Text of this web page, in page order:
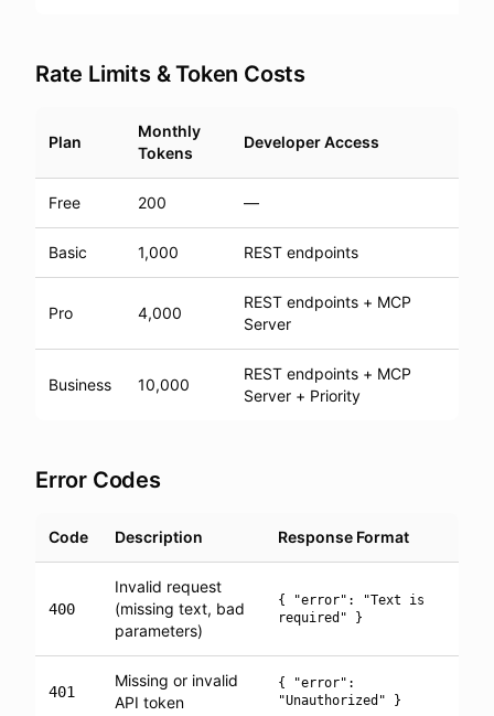
Rate Limits & Token Costs
Plan
Monthly
Tokens
Developer Access
Free 200 —
Basic 1,000 REST endpoints
Pro 4,000
REST endpoints + MCP
Server
Business 10,000
REST endpoints + MCP
Server + Priority
Error Codes
Code Description Response Format
400
Invalid request
(missing text, bad
parameters)
{ "error": "Text is
required" }
401
Missing or invalid
API token
{ "error":
"Unauthorized" }